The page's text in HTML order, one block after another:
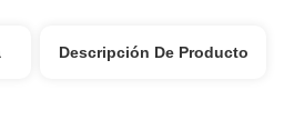
Descripción De Producto